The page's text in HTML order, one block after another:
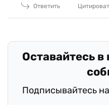
Ответить
Оставайтесь
Подписывайтесь